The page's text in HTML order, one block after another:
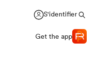
S'identifier
Get the app